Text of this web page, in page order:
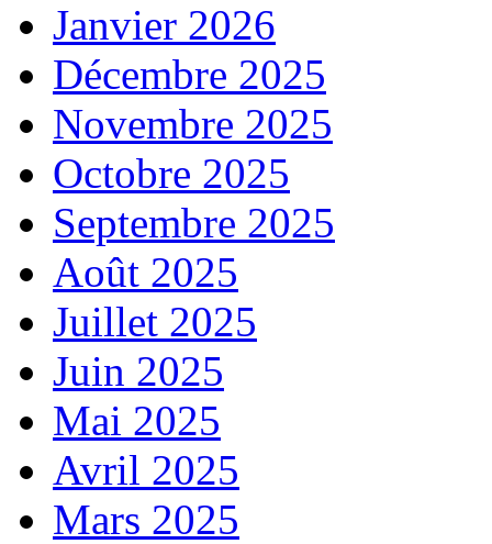
Janvier 2026
Décembre 2025
Novembre 2025
Octobre 2025
Septembre 2025
Août 2025
Juillet 2025
Juin 2025
Mai 2025
Avril 2025
Mars 2025